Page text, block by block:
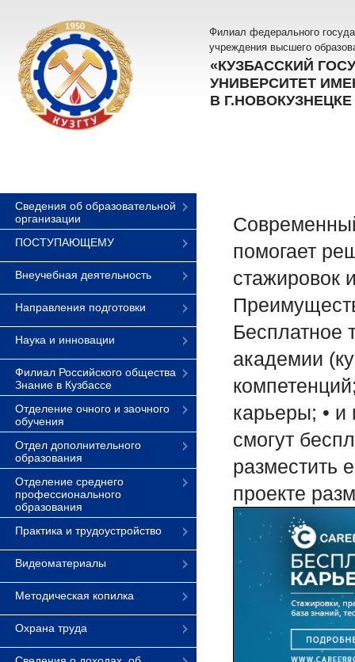
Филиал федерального
учреждения высшего
«КУЗБАССКИЙ
УНИВЕРСИТЕТ
В Г.НОВОКУЗНЕЦКЕ
Сведения об образовательной
организации
ПОСТУПАЮЩЕМУ
Внеучебная деятельность
Направления подготовки
Наука и инновации
Филиал Российского общества
Знание в Кузбассе
Отделение очного и заочного
обучения
Отдел дополнительного
образования
Отделение среднего
профессионального
образования
Практика и трудоустройство
Видеоматериалы
Методическая копилка
Охрана труда
помогает
стажировок
Бесплатное
академии
карьеры; • и
смогут
разместить
проекте